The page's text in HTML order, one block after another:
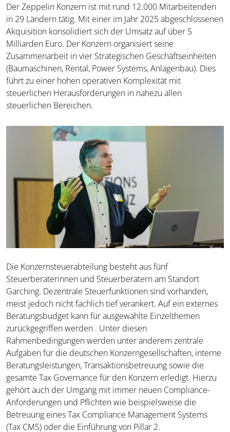
Der Zeppelin Konzern ist mit rund 12.000 Mitarbeitenden
in 29 Ländern tätig. Mit einer im Jahr 2025 abgeschlossenen
Akquisition konsolidiert sich der Umsatz auf über 5
Milliarden Euro. Der Konzern organisiert seine
Zusammenarbeit in vier Strategischen Geschäftseinheiten
(Baumaschinen, Rental, Power Systems, Anlagenbau). Dies
führt zu einer hohen operativen Komplexität mit
steuerlichen Herausforderungen in nahezu allen
steuerlichen Bereichen.
Die Konzernsteuerabteilung besteht aus fünf
Steuerberaterinnen und Steuerberatern am Standort
Garching. Dezentrale Steuerfunktionen sind vorhanden,
meist jedoch nicht fachlich tief verankert. Auf ein externes
Beratungsbudget kann für ausgewählte Einzelthemen
zurückgegriffen werden . Unter diesen
Rahmenbedingungen werden unter anderem zentrale
Aufgaben für die deutschen Konzerngesellschaften, interne
Beratungsleistungen, Transaktionsbetreuung sowie die
gesamte Tax Governance für den Konzern erledigt. Hierzu
gehört auch der Umgang mit immer neuen Compliance-
Anforderungen und Pflichten wie beispielsweise die
Betreuung eines Tax Compliance Management Systems
(Tax CMS) oder die Einführung von Pillar 2.